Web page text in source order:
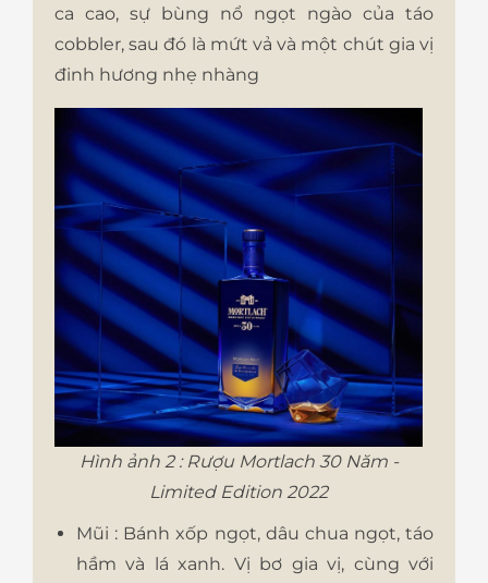
ca cao, sự bùng nổ ngọt ngào của táo
cobbler, sau đó là mứt vả và một chút gia vị
đinh hương nhẹ nhàng
Hình ảnh 2 : Rượu Mortlach 30 Năm -
Limited Edition 2022
Mũi : Bánh xốp ngọt, dâu chua ngọt, táo
hầm và lá xanh. Vị bơ gia vị, cùng với